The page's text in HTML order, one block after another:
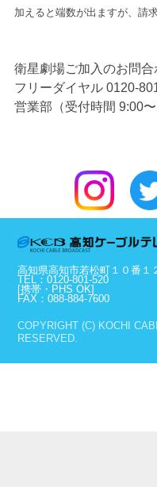
加えると端数が出ますが、請
衛星劇場ご加入のお問合
フリーダイヤル 0120-
営業部（受付時間 9:00〜
高知県高知市若松町１０番１
TEL：0120-801-520
[携帯・PHS OK]
FAX：088-884-7600
COPYRIGHT (C) KOCHI
RESERVED.